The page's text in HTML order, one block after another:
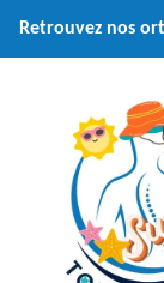
Retrouvez nos